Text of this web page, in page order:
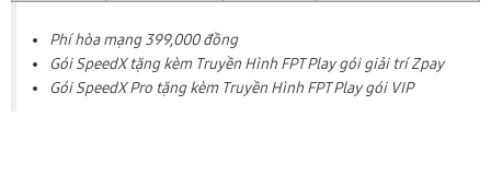
Phí hòa mạng 399,000 đồng
Gói SpeedX tặng kèm Truyền Hình FPT Play gói giải trí Zpay
Gói SpeedX Pro tặng kèm Truyền Hình FPT Play gói VIP